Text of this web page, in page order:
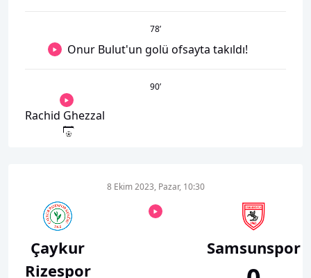
78’
Onur Bulut'un golü ofsayta takıldı!
90’
Rachid Ghezzal
Çaykur
Rizespor
8 Ekim 2023, Pazar, 10:30
Samsunspor